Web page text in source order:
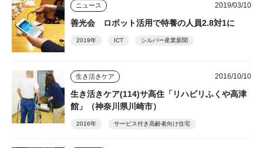
ニュース 2019/03/10
善光会 ロボット活用で特養の人員2.8対1に
2019年 ICT シルバー産業新聞
生き活きケア 2016/10/10
生き活きケア(114)サ高住「リハビリふくや高津
館」（神奈川県川崎市）
2016年 サービス付き高齢者向け住宅